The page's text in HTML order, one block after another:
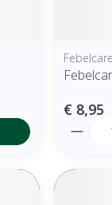
Febelcare
€ 8,95